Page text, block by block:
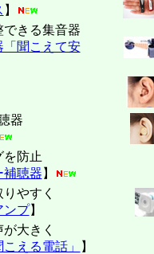
】
できる集音器
聞こえて安
器
を防止
補聴器 】
やすく
ンプ】
大きく
える電話」 】